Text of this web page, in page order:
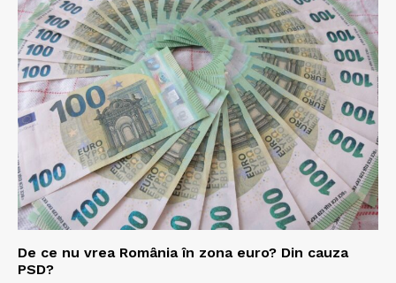
De ce nu vrea România în zona euro? Din cauza
PSD?